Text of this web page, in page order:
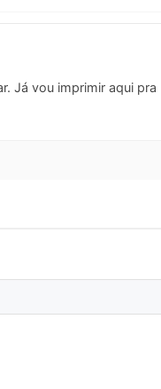
Já vou imprimir aqui pra